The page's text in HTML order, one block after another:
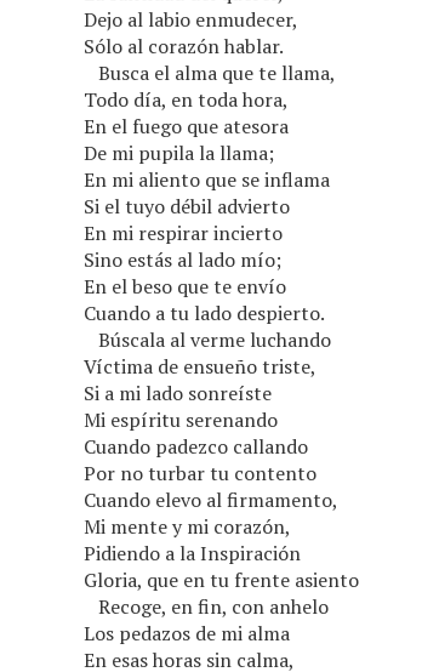
Dejo al labio enmudecer,
Sólo al corazón hablar.
Busca el alma que te llama,
Todo día, en toda hora,
En el fuego que atesora
De mi pupila la llama;
En mi aliento que se inflama
Si el tuyo débil advierto
En mi respirar incierto
Sino estás al lado mío;
En el beso que te envío
Cuando a tu lado despierto.
Búscala al verme luchando
Víctima de ensueño triste,
Si a mi lado sonreíste
Mi espíritu serenando
Cuando padezco callando
Por no turbar tu contento
Cuando elevo al firmamento,
Mi mente y mi corazón,
Pidiendo a la Inspiración
Gloria, que en tu frente asiento
Recoge, en fin, con anhelo
Los pedazos de mi alma
En esas horas sin calma,